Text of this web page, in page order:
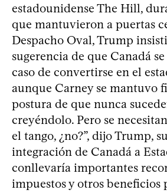
estadounidense The Hill,
que mantuvieron a puertas
Despacho Oval, Trump
sugerencia de que Canadá
caso de convertirse en el
aunque Carney se mantuvo
postura de que nunca
creyéndolo. Pero se
el tango, ¿no?”, dijo Trump,
integración de Canadá a
conllevaría importantes
impuestos y otros beneficios